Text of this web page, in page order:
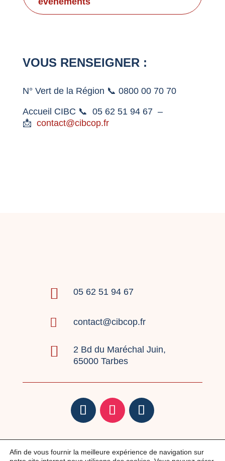
VOUS RENSEIGNER :
N° Vert de la Région 📞 0800 00 70 70
Accueil CIBC 📞 05 62 51 94 67 –
📩 contact@cibcop.fr
 05 62 51 94 67
 contact@cibcop.fr

2 Bd du Maréchal Juin,
65000 Tarbes
Mentions légales | Politique de confidentialité
Réclamations
Afin de vous fournir la meilleure expérience de navigation sur